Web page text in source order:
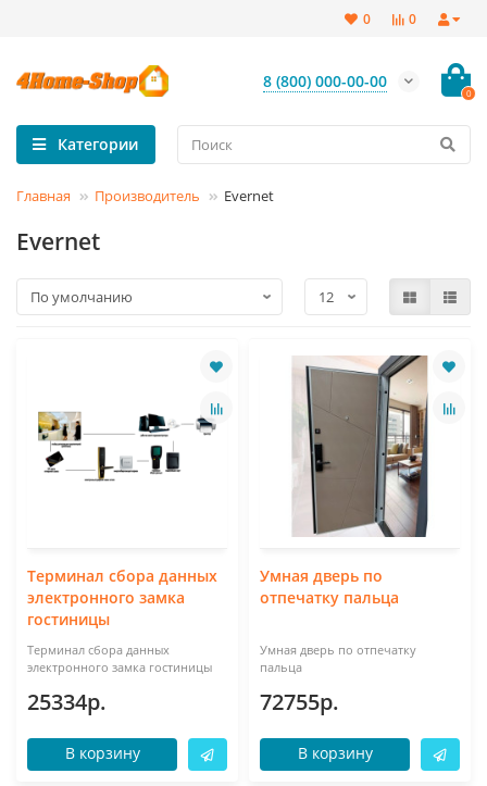
0
0
8 (800) 000-00-00
0
Категории
Главная Производитель Evernet
Evernet
Терминал сбора данных
электронного замка
гостиницы
Терминал сбора данных
электронного замка гостиницы
25334р.
В корзину
Умная дверь по
отпечатку пальца
Умная дверь по отпечатку
пальца
72755р.
В корзину